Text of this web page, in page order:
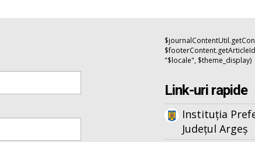
"$locale", $theme_display)
Link-uri rapide
Instituția
Județul Argeș